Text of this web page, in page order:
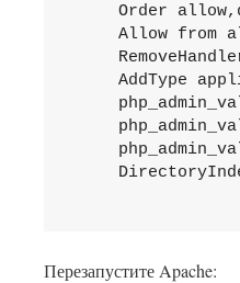
Order
Allow from
AddType
Перезапустите Apache: